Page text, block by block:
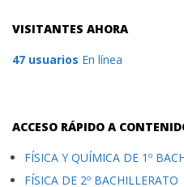
VISITANTES AHORA
47 usuarios En línea
ACCESO RÁPIDO A
FÍSICA Y QUÍMICA DE 1º
FÍSICA DE 2º BACHILLERATO